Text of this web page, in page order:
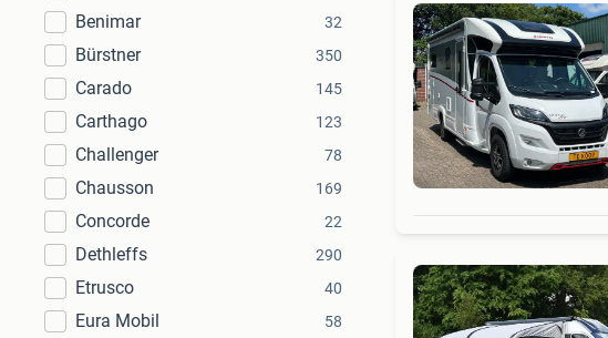
Benimar 32
Bürstner 350
Carado 145
Carthago 123
Challenger 78
Chausson 169
Concorde 22
Dethleffs 290
Etrusco 40
Eura Mobil 58